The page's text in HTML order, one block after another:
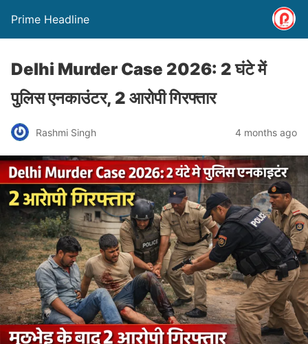
Prime Headline
Delhi Murder Case 2026: 2 घंटे में
पुलिस एनकाउंटर, 2 आरोपी गिरफ्तार
Rashmi Singh 4 months ago